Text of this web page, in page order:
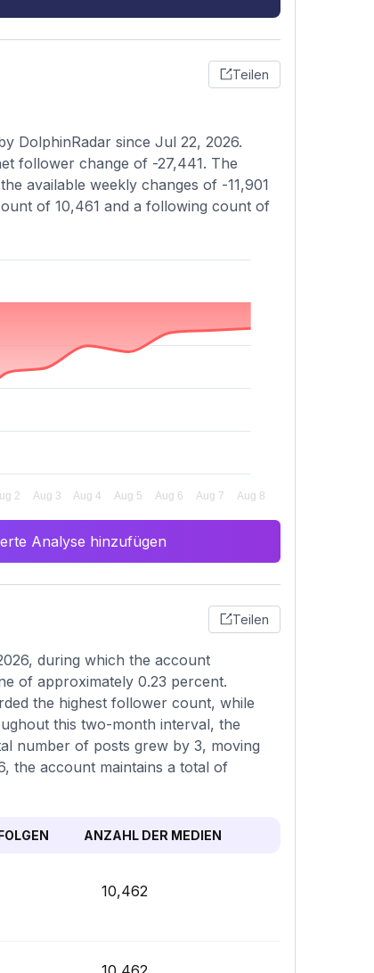
Teilen
DolphinRadar since Jul 22, 2026.
follower change of -27,441. The
available weekly changes of -11,901
of 10,461 and a following count of
Analyse hinzufügen
Teilen
during which the account
of approximately 0.23 percent.
the highest follower count, while
this two-month interval, the
number of posts grew by 3, moving
the account maintains a total of
ANZAHL DER MEDIEN
10,462